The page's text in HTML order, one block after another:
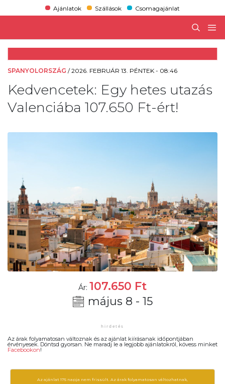
Ajánlatok Szállások Csomagajánlat
SPANYOLORSZÁG /2026. FEBRUÁR 13. PÉNTEK - 08:46
Kedvencetek: Egy hetes utazás
Valenciába 107.650 Ft-ért!
Ár: 107.650 Ft
május 8 - 15
Az árak folyamatosan változnak és az ajánlat kiírásanak időpontjában
érvényesek. Döntsd gyorsan. Ne maradj le a legjobb ajánlatokról, kövess minket
Facebookon!
Az ajánlat 175 napja nem frissült. Az árak folyamatosan változhatnak,